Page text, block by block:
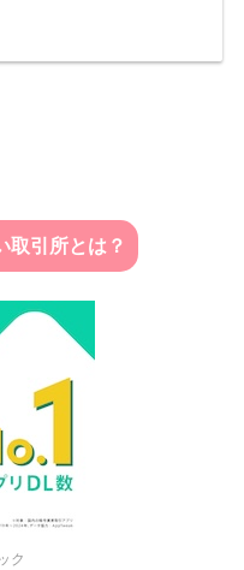
取引所とは？
ク